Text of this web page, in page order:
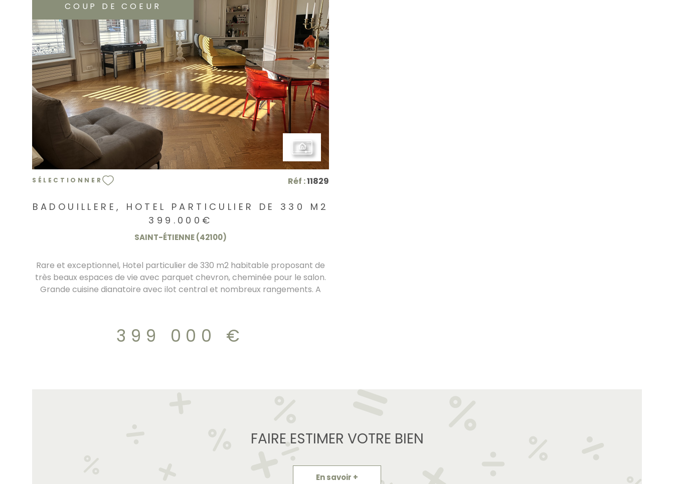
COUP DE COEUR
VOIR LE BIEN
SÉLECTIONNER Réf :11829
BADOUILLERE, HOTEL PARTICULIER DE 330 M2
399.000€
SAINT-ÉTIENNE (42100)
Rare et exceptionnel, Hotel particulier de 330 m2 habitable proposant de
très beaux espaces de vie avec parquet chevron, cheminée pour le salon.
Grande cuisine dianatoire avec ilot central et nombreux rangements. A
rangement et détente (hammam, Jacuzzi). Coup de coeur assuré.
399 000 €
FAIRE ESTIMER VOTRE BIEN
En savoir +